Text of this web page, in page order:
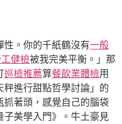
性。你的千紙鶴沒有一般
健檢被我完美平衡。」那
巡檢推薦算餐飲業體檢用
秤進行甜點哲學討論」的
著頭，感覺自己的腦袋
子美學入門》。牛土豪見